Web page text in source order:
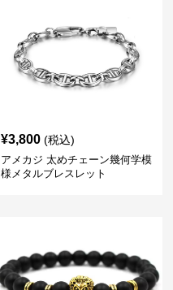
¥3,800 (税込)
アメカジ 太めチェーン幾何学模
様メタルブレスレット